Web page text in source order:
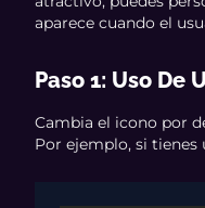
aparece cuando el
Paso 1: Uso De
Cambia el icono por
Por ejemplo, si tienes